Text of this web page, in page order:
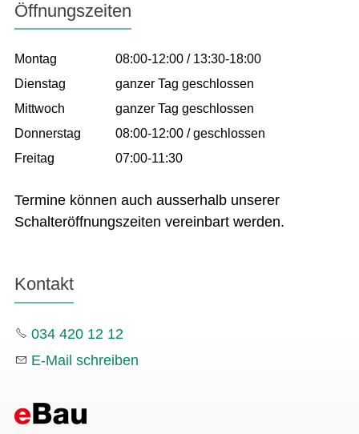
Öffnungszeiten
Montag
08:00-12:00 / 13:30-18:00
Dienstag
ganzer Tag geschlossen
Mittwoch
ganzer Tag geschlossen
Donnerstag
08:00-12:00 / geschlossen
Freitag
07:00-11:30
Termine können auch ausserhalb unserer
Schalteröffnungszeiten vereinbart werden.
Kontakt
034 420 12 12
E-Mail schreiben